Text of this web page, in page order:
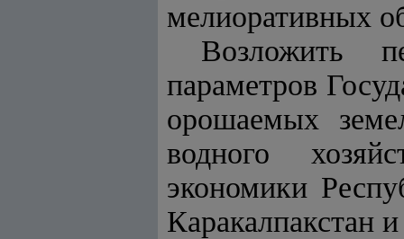
мелиоративных
Возложить
параметров
орошаемых
водного
экономики
Каракалпакстан